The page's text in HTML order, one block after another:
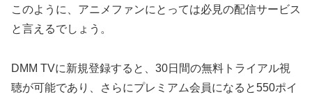
このように、アニメファンにとっては必見の配信サービス
と言えるでしょう。
DMM TVに新規登録すると、30日間の無料トライアル視
聴が可能であり、さらにプレミアム会員になると550ポイ